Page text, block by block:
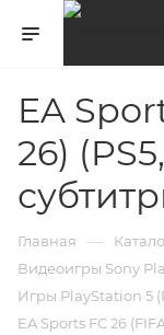
EA
26)
Главная —
Видеоигры Sony
Игры PlayStation 5
EA Sports FC 26